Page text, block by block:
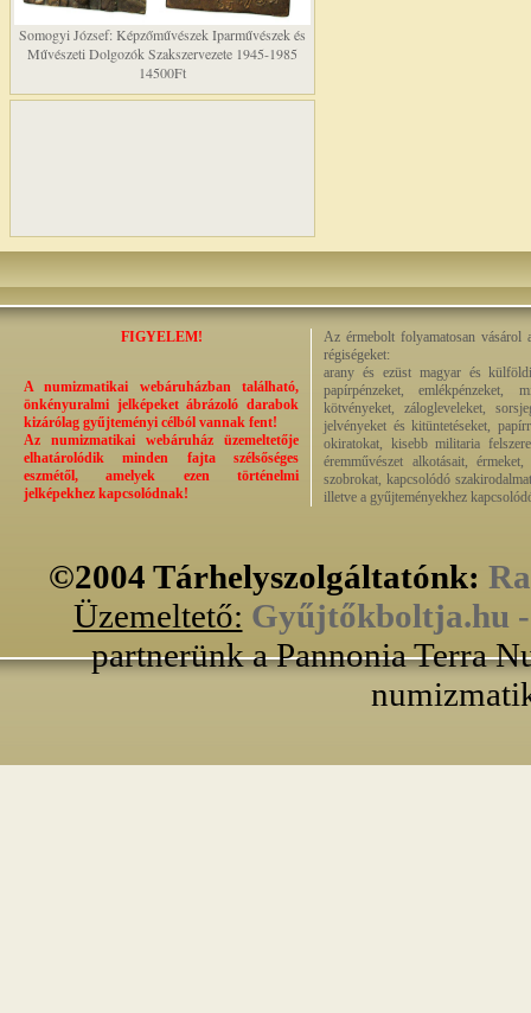
Somogyi József: Képzőművészek Iparművészek és
Művészeti Dolgozók Szakszervezete 1945-1985
14500Ft
FIGYELEM!
A numizmatikai webáruházban található,
önkényuralmi jelképeket ábrázoló darabok
kizárólag gyűjteményi célból vannak fent!
Az numizmatikai webáruház üzemeltetője
elhatárolódik minden fajta szélsőséges
eszmétől, amelyek ezen történelmi
jelképekhez kapcsolódnak!
Az érmebolt folyamatosan vásárol
régiségeket:
arany és ezüst magyar és
papírpénzeket, emlékpénzeket,
kötvényeket, zálogleveleket,
jelvényeket és kitüntetéseket,
okiratokat, kisebb militaria
éremművészet alkotásait,
szobrokat, kapcsolódó
illetve a gyűjteményekhez
©2004 Tárhelyszolgáltatónk:
Üzemeltető: Gyűjtőkboltja.hu -
partnerünk a Pannonia Terra